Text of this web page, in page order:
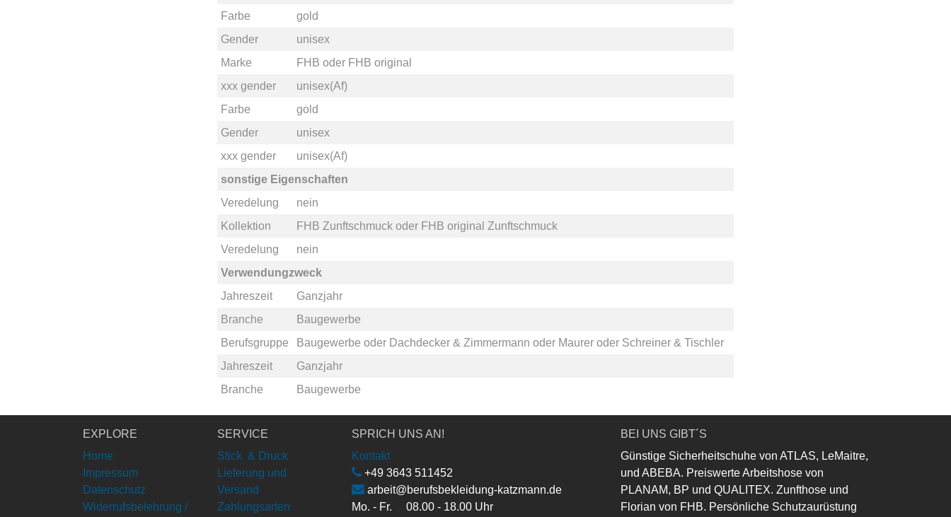
Farbe
gold
Gender
unisex
Marke
FHB oder FHB original
xxx gender
unisex(Af)
Farbe
gold
Gender
unisex
xxx gender
unisex(Af)
sonstige Eigenschaften
Veredelung
nein
Kollektion
FHB Zunftschmuckoder FHB original Zunftschmuck
Veredelung
nein
Verwendungzweck
Jahreszeit
Ganzjahr
Branche
Baugewerbe
Berufsgruppe
Baugewerbe oder Dachdecker & Zimmermann oder Maureroder Schreiner & Tischler
Jahreszeit
Ganzjahr
Branche
Baugewerbe
EXPLORE
Home
Impressum
Datenschutz
Widerrufsbelehrung /
SERVICE
Stick & Druck
Lieferung und
Versand
Zahlungsarten
SPRICH UNS AN!
Kontakt
+49 3643 511452
arbeit@berufsbekleidung-katzmann.de
Mo. - Fr. 08.00 - 18.00 Uhr
BEI UNS GIBT´S
Günstige Sicherheitschuhe von ATLAS, LeMaitre,
und ABEBA. Preiswerte Arbeitshose von
PLANAM, BP und QUALITEX. Zunfthose und
Florian von FHB. Persönliche Schutzaurüstung